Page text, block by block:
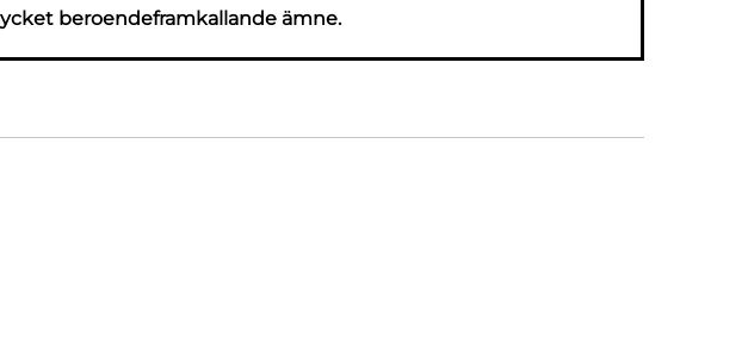
beroendeframkallande ämne.